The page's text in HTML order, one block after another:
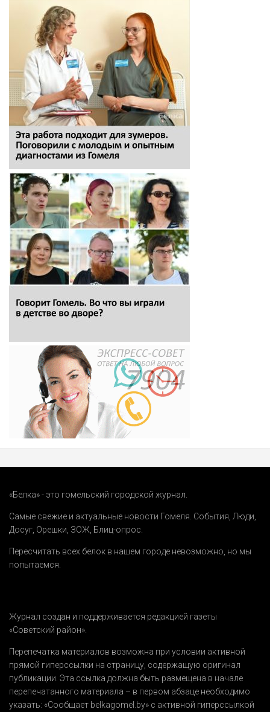
«Белка» - это гомельский городской журнал.
Самые свежие и актуальные новости Гомеля. События,Люди,
Досуг, Орешки, ЗОЖ, Блиц-опрос.
Пересчитать всех белок в нашем городе невозможно, но мы
попытаемся.
Журнал создан и поддерживается редакцией газеты
«Советский район».
Перепечатка материалов возможна при условии активной
прямой гиперссылки на страницу, содержащую оригинал
публикации. Эта ссылка должна быть размещена в начале
перепечатанного материала – в первом абзаце необходимо
указать: «Сообщает belkagomel.by» с активной гиперссылкой